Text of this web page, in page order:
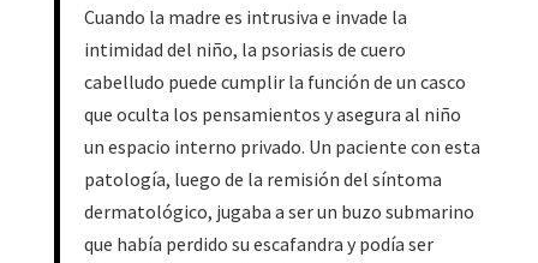
Cuando la madre es intrusiva e invade la
intimidad del niño, la psoriasis de cuero
cabelludo puede cumplir la función de un casco
que oculta los pensamientos y asegura al niño
un espacio interno privado. Un paciente con esta
patología, luego de la remisión del síntoma
dermatológico, jugaba a ser un buzo submarino
que había perdido su escafandra y podía ser